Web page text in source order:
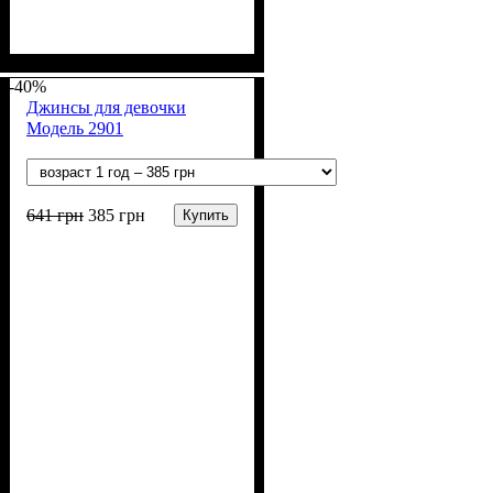
Полиэстер
-40%
Джинсы для девочки
Модель 2901
641грн 385 грн Купить